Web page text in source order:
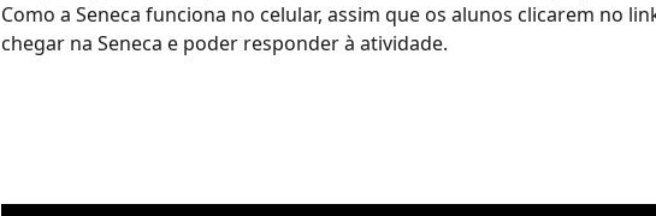
Como a Seneca funciona no celular, assim que os alunos clicarem no
chegar na Seneca e poder responder à atividade.